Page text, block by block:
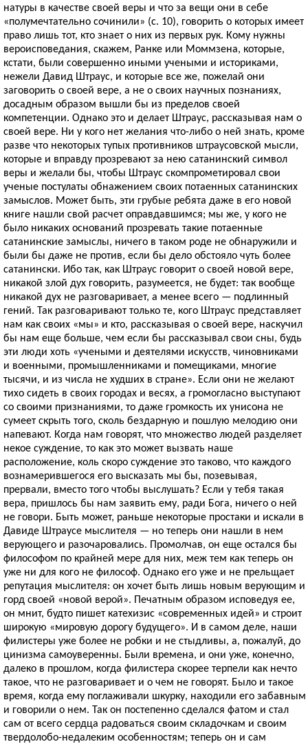
натуры в качестве своей веры и что за вещи они в себе
«полумечтательно сочинили» (с. 10), говорить о которых имеет
право лишь тот, кто знает о них из первых рук. Кому нужны
вероисповедания, скажем, Ранке или Моммзена, которые,
кстати, были совершенно иными учеными и историками,
нежели Давид Штраус, и которые все же, пожелай они
заговорить о своей вере, а не о своих научных познаниях,
досадным образом вышли бы из пределов своей
компетенции. Однако это и делает Штраус, рассказывая нам о
своей вере. Ни у кого нет желания что-либо о ней знать, кроме
разве что некоторых тупых противников штраусовской мысли,
которые и вправду прозревают за нею сатанинский символ
веры и желали бы, чтобы Штраус скомпрометировал свои
ученые постулаты обнажением своих потаенных сатанинских
замыслов. Может быть, эти грубые ребята даже в его новой
книге нашли свой расчет оправдавшимся; мы же, у кого не
было никаких оснований прозревать такие потаенные
сатанинские замыслы, ничего в таком роде не обнаружили и
были бы даже не против, если бы дело обстояло чуть более
сатанински. Ибо так, как Штраус говорит о своей новой вере,
никакой злой дух говорить, разумеется, не будет: так вообще
никакой дух не разговаривает, а менее всего — подлинный
гений. Так разговаривают только те, кого Штраус представляет
нам как своих «мы» и кто, рассказывая о своей вере, наскучил
бы нам еще больше, чем если бы рассказывал свои сны, будь
эти люди хоть «учеными и деятелями искусств, чиновниками
и военными, промышленниками и помещиками, многие
тысячи, и из числа не худших в стране». Если они не желают
тихо сидеть в своих городах и весях, а громогласно выступают
со своими признаниями, то даже громкость их унисона не
сумеет скрыть того, сколь бездарную и пошлую мелодию они
напевают. Когда нам говорят, что множество людей разделяет
некое суждение, то как это может вызвать наше
расположение, коль скоро суждение это таково, что каждого
вознамерившегося его высказать мы бы, позевывая,
прервали, вместо того чтобы выслушать? Если у тебя такая
вера, пришлось бы нам заявить ему, ради Бога, ничего о ней
не говори. Быть может, раньше некоторые простаки и искали в
Давиде Штраусе мыслителя — но теперь они нашли в нем
верующего и разочаровались. Промолчав, он еще остался бы
философом по крайней мере для них, меж тем как теперь он
уже ни для кого не философ. Однако его уже и не прельщает
репутация мыслителя: он хочет быть лишь новым верующим и
горд своей «новой верой». Печатным образом исповедуя ее,
он мнит, будто пишет катехизис «современных идей» и строит
широкую «мировую дорогу будущего». И в самом деле, наши
филистеры уже более не робки и не стыдливы, а, пожалуй, до
цинизма самоуверенны. Были времена, и они уже, конечно,
далеко в прошлом, когда филистера скорее терпели как нечто
такое, что не разговаривает и о чем не говорят. Было и такое
время, когда ему поглаживали шкурку, находили его забавным
и говорили о нем. Так он постепенно сделался фатом и стал
сам от всего сердца радоваться своим складочкам и своим
твердолобо-недалеким особенностям; теперь он и сам